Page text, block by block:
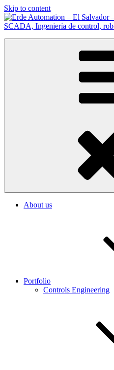
Skip to content
Erde Automation – El Salvador –
SCADA, Ingeniería de control,
Somos Integradores de Sistemas
About us
Portfolio
Controls Engineering